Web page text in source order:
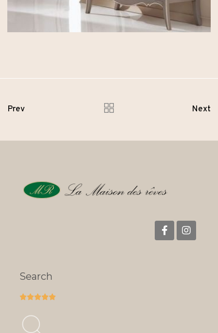
Prev Next
Search
